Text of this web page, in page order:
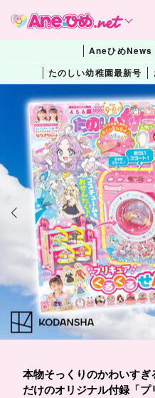
AneひめNews
たのしい幼稚園最新号
本物そっくりのかわいす
だけのオリジナル付録「